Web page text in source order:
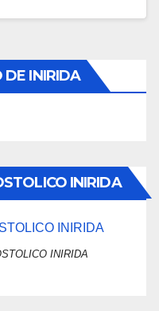
INIRIDA
INIRIDA
INIRIDA